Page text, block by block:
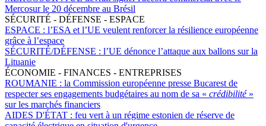
Mercosur le 20 décembre au Brésil
SÉCURITÉ - DÉFENSE - ESPACE
ESPACE : l’ESA et l’UE veulent renforcer la résilience européenne
grâce à l’espace
SÉCURITÉ/DÉFENSE : l’UE dénonce l’attaque aux ballons sur la
Lituanie
ÉCONOMIE - FINANCES - ENTREPRISES
ROUMANIE : la Commission européenne presse Bucarest de
respecter ses engagements budgétaires au nom de sa « crédibilité »
sur les marchés financiers
AIDES D'ÉTAT : feu vert à un régime estonien de réserve de